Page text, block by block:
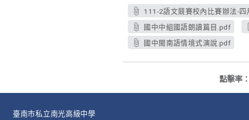
111-2語文競賽校內比賽辦法-
國中中組國語朗讀篇目.pdf
國中閩南語情境式演說.pdf
點擊率：
臺南市私立南光高級中學